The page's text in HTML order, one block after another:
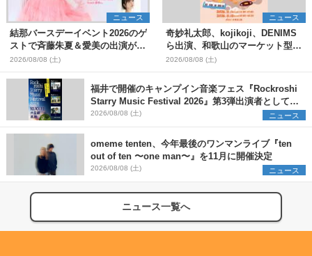
ニュース
結那バースデーイベント2026のゲ
ストで斉藤朱夏＆愛美の出演が決
定
2026/08/08 (土)
ニュース
奇妙礼太郎、kojikoji、DENIMS
ら出演、和歌山のマーケット型野
外イベント『PICNIC JAM
2026』早割チケット発売開始
2026/08/08 (土)
福井で開催のキャンプイン音楽フェス『Rockroshi
Starry Music Festival 2026』第3弾出演者として
SCOOBIE DO、かりゆし58、Reiを発表
2026/08/08 (土) ニュース
omeme tenten、今年最後のワンマンライブ『ten
out of ten 〜one man〜』を11月に開催決定
2026/08/08 (土) ニュース
ニュース一覧へ